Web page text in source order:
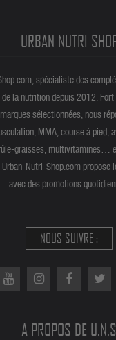
URBAN NUTRI
spécialiste des
la nutrition depuis 2012.
sélectionnées, nous
MMA, course à pied,
graisses, multivitamines…
Nutri-Shop.com propose
avec des promotions
NOUS SUIVRE :
A PROPOS DE U.N.S